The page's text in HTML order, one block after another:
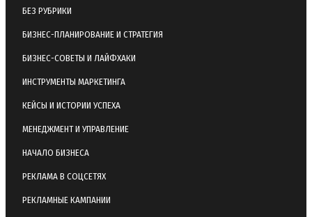
БЕЗ РУБРИКИ
БИЗНЕС-ПЛАНИРОВАНИЕ И СТРАТЕГИЯ
БИЗНЕС-СОВЕТЫ И ЛАЙФХАКИ
ИНСТРУМЕНТЫ МАРКЕТИНГА
КЕЙСЫ И ИСТОРИИ УСПЕХА
МЕНЕДЖМЕНТ И УПРАВЛЕНИЕ
НАЧАЛО БИЗНЕСА
РЕКЛАМА В СОЦСЕТЯХ
РЕКЛАМНЫЕ КАМПАНИИ